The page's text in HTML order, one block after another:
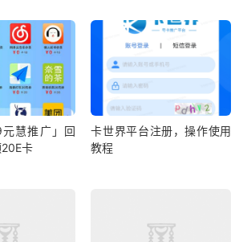
慧推广」回
卡
卡世界平台注册，操作使用
教程